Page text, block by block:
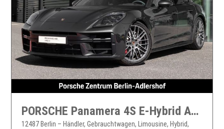
PORSCHE Panamera 4S E-Hybrid Active-Ride HA-Lenkung BOSE
12487 Berlin – Händler, Gebrauchtwagen, Limousine, Hybrid,